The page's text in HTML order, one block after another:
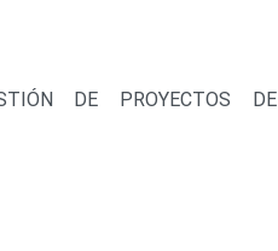
DE PROYECTOS DE